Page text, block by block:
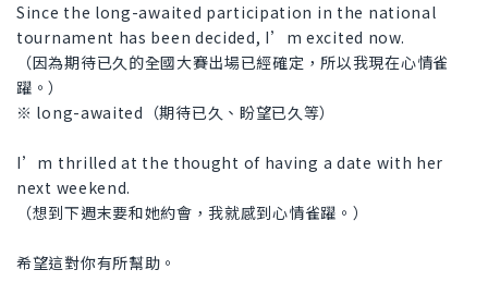
Since the long-awaited participation in the national
tournament has been decided, I’m excited now.
（因為期待已久的全國大賽出場已經確定，所以我現在心情雀
躍。）
※ long-awaited（期待已久、盼望已久等）
I’m thrilled at the thought of having a date with her
next weekend.
（想到下週末要和她約會，我就感到心情雀躍。）
希望這對你有所幫助。